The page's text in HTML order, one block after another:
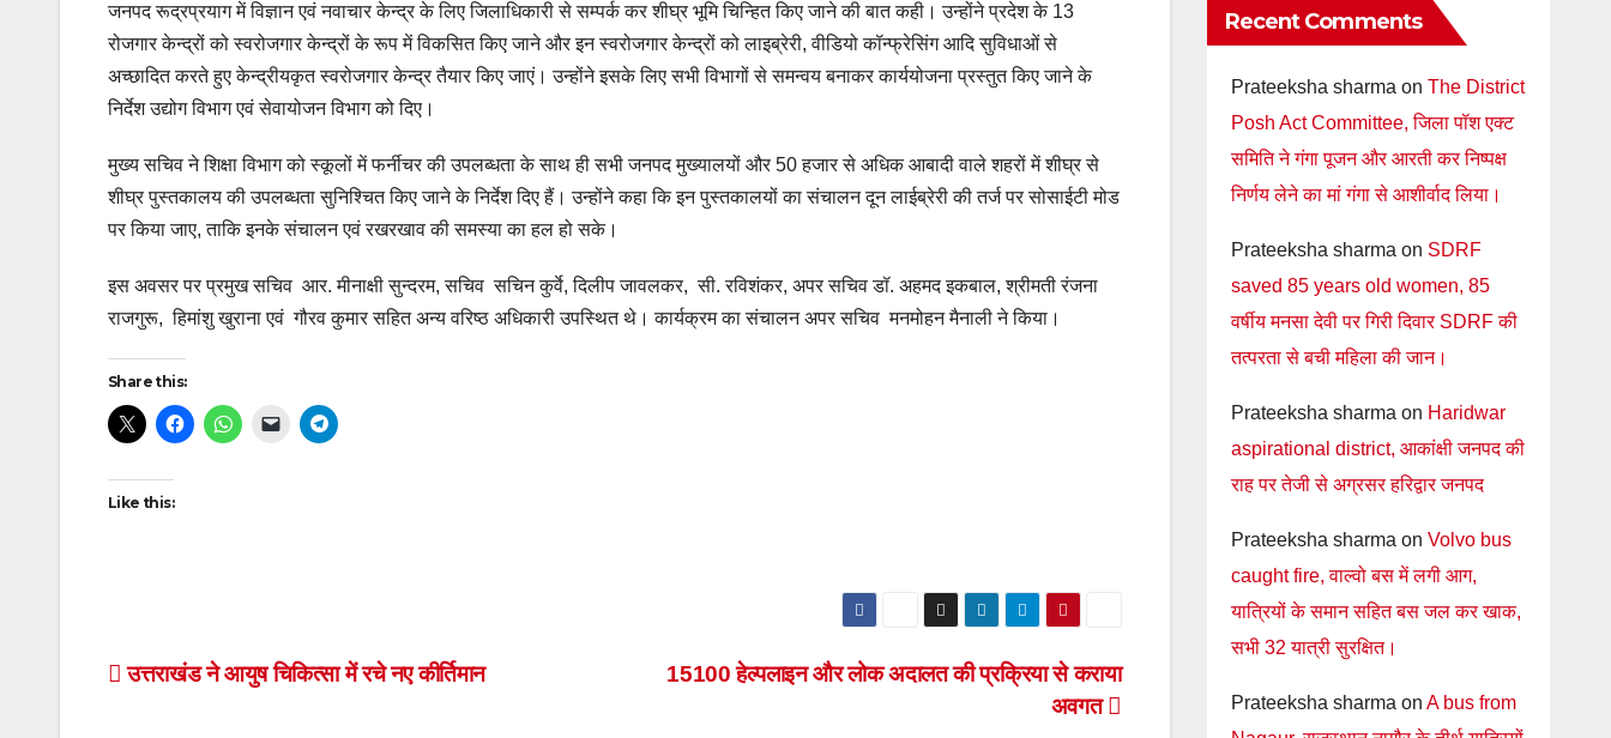
जनपद रूद्रप्रयाग में विज्ञान एवं नवाचार केन्द्र के लिए जिलाधिकारी से सम्पर्क कर शीघ्र भूमि चिन्हित किए जाने की बात कही। उन्होंने प्रदेश के 13
रोजगार केन्द्रों को स्वरोजगार केन्द्रों के रूप में विकसित किए जाने और इन स्वरोजगार केन्द्रों को लाइब्रेरी, वीडियो कॉन्फ्रेसिंग आदि सुविधाओं से
अच्छादित करते हुए केन्द्रीयकृत स्वरोजगार केन्द्र तैयार किए जाएं। उन्होंने इसके लिए सभी विभागों से समन्वय बनाकर कार्ययोजना प्रस्तुत किए जाने के
निर्देश उद्योग विभाग एवं सेवायोजन विभाग को दिए।
मुख्य सचिव ने शिक्षा विभाग को स्कूलों में फर्नीचर की उपलब्धता के साथ ही सभी जनपद मुख्यालयों और 50 हजार से अधिक आबादी वाले शहरों में शीघ्र से
शीघ्र पुस्तकालय की उपलब्धता सुनिश्चित किए जाने के निर्देश दिए हैं। उन्होंने कहा कि इन पुस्तकालयों का संचालन दून लाईब्रेरी की तर्ज पर सोसाईटी मोड
पर किया जाए, ताकि इनके संचालन एवं रखरखाव की समस्या का हल हो सके।
इस अवसर पर प्रमुख सचिव आर. मीनाक्षी सुन्दरम, सचिव सचिन कुर्वे, दिलीप जावलकर, सी. रविशंकर, अपर सचिव डॉ. अहमद इकबाल, श्रीमती रंजना
राजगुरू, हिमांशु खुराना एवं गौरव कुमार सहित अन्य वरिष्ठ अधिकारी उपस्थित थे। कार्यक्रम का संचालन अपर सचिव मनमोहन मैनाली ने किया।
Share this:
Like this:
Post
15100 हेल्पलाइन और लोक अदालत की प्रक्रिया से कराया
अवगत
उत्तराखंड ने आयुष चिकित्सा में रचे नए कीर्तिमान
Recent Comments
Prateeksha sharma on The District
Posh Act Committee, जिला पॉश एक्ट
समिति ने गंगा पूजन और आरती कर निष्पक्ष
निर्णय लेने का मां गंगा से आशीर्वाद लिया।
Prateeksha sharma on SDRF
saved 85 years old women, 85
वर्षीय मनसा देवी पर गिरी दिवार SDRF की
तत्परता से बची महिला की जान।
Prateeksha sharma on Haridwar
aspirational district, आकांक्षी जनपद की
राह पर तेजी से अग्रसर हरिद्वार जनपद
Prateeksha sharma on Volvo bus
caught fire, वाल्वो बस में लगी आग,
यात्रियों के समान सहित बस जल कर खाक,
सभी 32 यात्री सुरक्षित।
Prateeksha sharma on A bus from